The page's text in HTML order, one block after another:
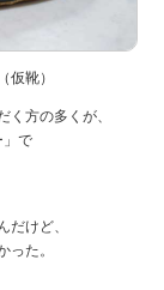
仮靴）
方の多くが、
」で
だけど、
った。